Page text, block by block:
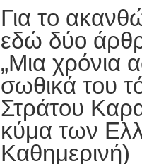
Για το
εδώ δύο
„Μια χρόνια
σωθικά του
Στράτου
κύμα των
Καθημερινή)